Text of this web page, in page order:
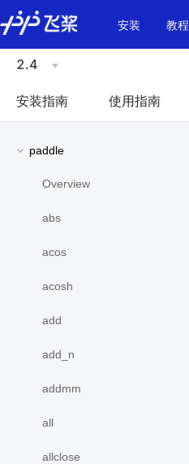
\u200E
安装
教程
2.4
安装指南 使用指南
paddle
Overview
abs
acos
acosh
add
add_n
addmm
all
allclose